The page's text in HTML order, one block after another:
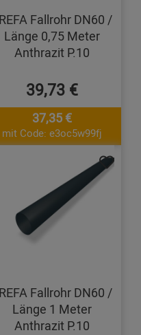
Fallrohr DN60 /
Länge 0,75 Meter
Anthrazit P.10
39,73 €
37,35 €
mit Code: e3oc5w99fj
Fallrohr DN60 /
Länge 1 Meter
Anthrazit P.10